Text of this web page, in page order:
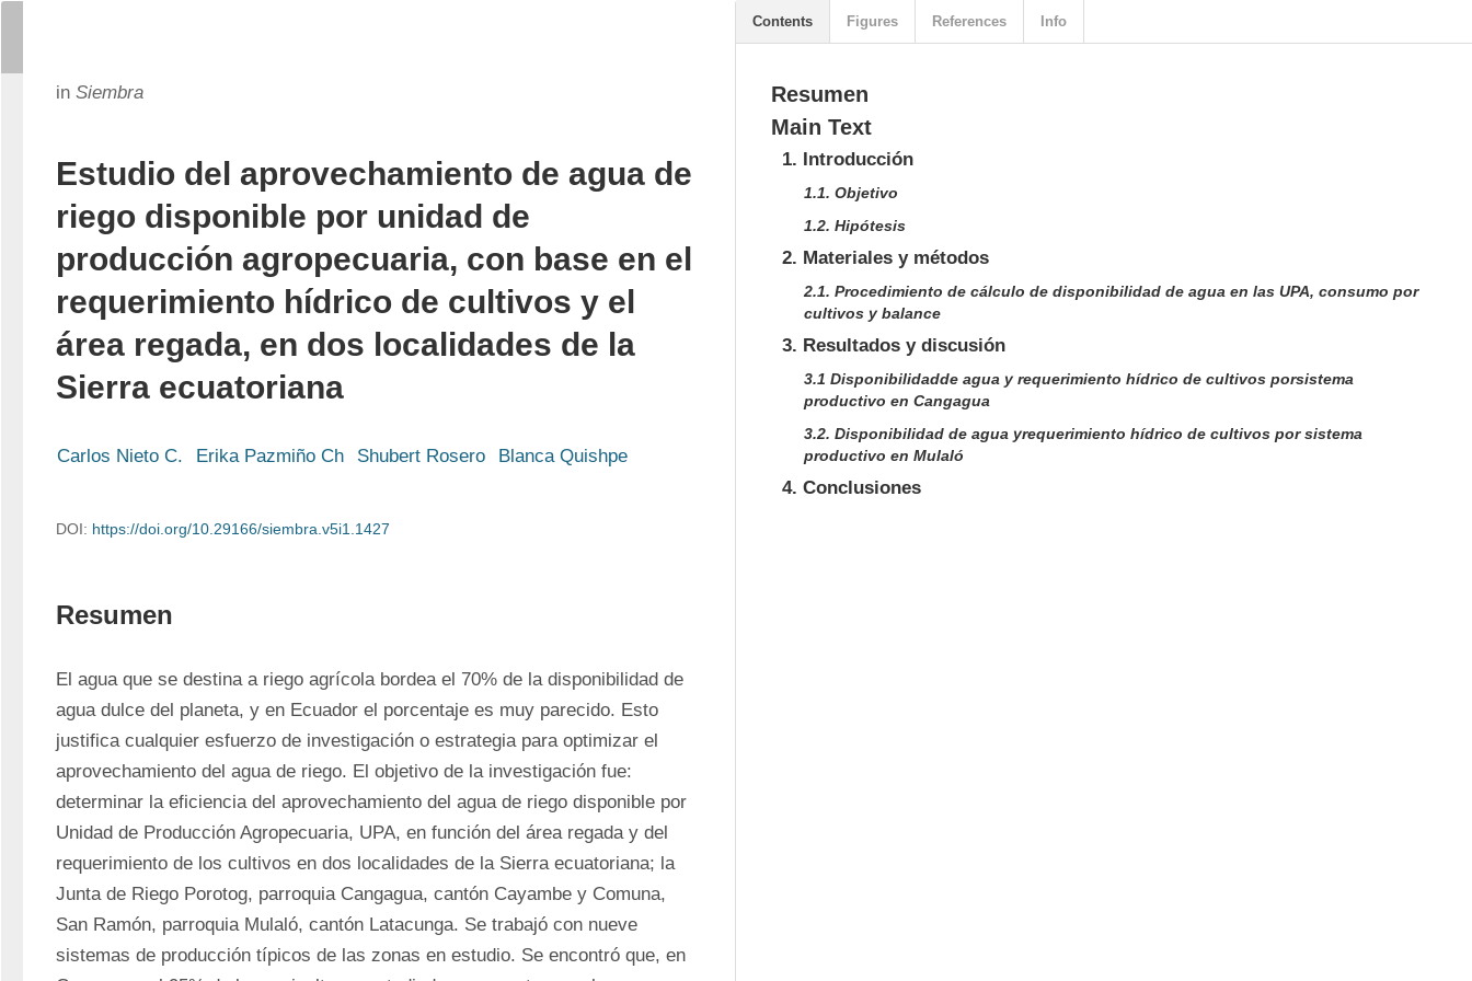
in Siembra
Estudio del aprovechamiento de agua de
riego disponible por unidad de
producción agropecuaria, con base en el
requerimiento hídrico de cultivos y el
área regada, en dos localidades de la
Sierra ecuatoriana
Carlos Nieto C. Erika Pazmiño Ch Shubert Rosero Blanca Quishpe
DOI: https://doi.org/10.29166/siembra.v5i1.1427
Resumen
El agua que se destina a riego agrícola bordea el 70% de la disponibilidad de
agua dulce del planeta, y en Ecuador el porcentaje es muy parecido. Esto
justifica cualquier esfuerzo de investigación o estrategia para optimizar el
aprovechamiento del agua de riego. El objetivo de la investigación fue:
determinar la eficiencia del aprovechamiento del agua de riego disponible por
Unidad de Producción Agropecuaria, UPA, en función del área regada y del
requerimiento de los cultivos en dos localidades de la Sierra ecuatoriana; la
Junta de Riego Porotog, parroquia Cangagua, cantón Cayambe y Comuna,
San Ramón, parroquia Mulaló, cantón Latacunga. Se trabajó con nueve
sistemas de producción típicos de las zonas en estudio. Se encontró que, en
Resumen
Main Text
1. Introducción
1.1. Objetivo
1.2. Hipótesis
2. Materiales y métodos
2.1. Procedimiento de cálculo de disponibilidad de agua en las UPA, consumo por
cultivos y balance
3. Resultados y discusión
3.1 Disponibilidadde agua y requerimiento hídrico de cultivos porsistema
productivo en Cangagua
3.2. Disponibilidad de agua yrequerimiento hídrico de cultivos por sistema
productivo en Mulaló
4. Conclusiones
Contents Figures References Info